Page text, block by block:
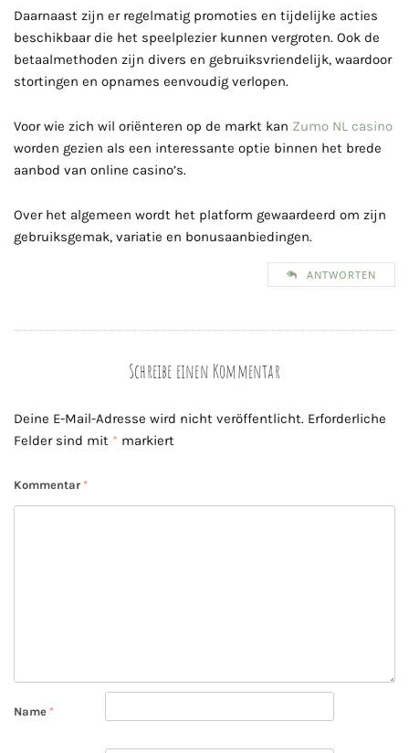
Daarnaast zijn er regelmatig promoties en tijdelijke acties
beschikbaar die het speelplezier kunnen vergroten. Ook de
betaalmethoden zijn divers en gebruiksvriendelijk, waardoor
stortingen en opnames eenvoudig verlopen.
Voor wie zich wil oriënteren op de markt kan Zumo NL casino
worden gezien als een interessante optie binnen het brede
aanbod van online casino’s.
Over het algemeen wordt het platform gewaardeerd om zijn
gebruiksgemak, variatie en bonusaanbiedingen.
ANTWORTEN
Schreibe einen Kommentar
Deine E-Mail-Adresse wird nicht veröffentlicht. Erforderliche
Felder sind mit * markiert
Kommentar *
Name *